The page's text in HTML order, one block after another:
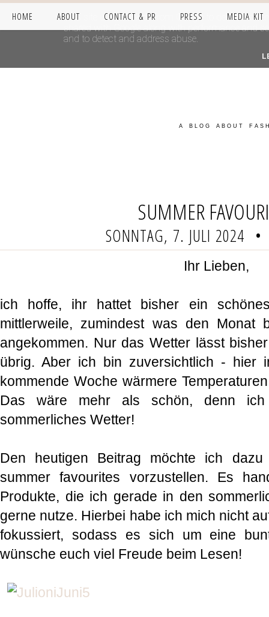
HOME ABOUT CONTACT & PR PRESS MEDIA KIT
A BLOG ABOUT
SUMMER
SONNTAG, 7. JULI 2024 •
Ihr Lieben,
ich hoffe, ihr hattet bisher ein
mittlerweile, zumindest was den Monat
angekommen. Nur das Wetter lässt
übrig. Aber ich bin zuversichtlich - hier
kommende Woche wärmere
Das wäre mehr als schön, denn
sommerliches Wetter!
Den heutigen Beitrag möchte ich
summer favourites vorzustellen. Es
Produkte, die ich gerade in den
gerne nutze. Hierbei habe ich mich nicht
fokussiert, sodass es sich um eine
wünsche euch viel Freude beim Lesen!
This site uses cookies from Google to deliver its
shared with Google along with performance and
and to detect and address abuse.